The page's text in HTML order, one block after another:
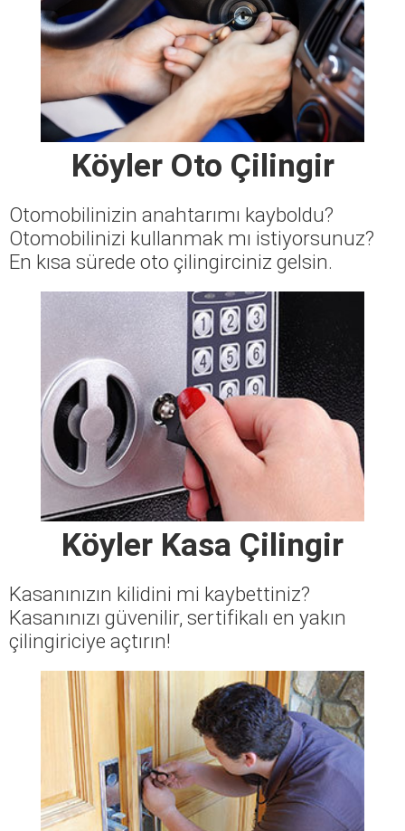
Köyler Oto Çilingir
Otomobilinizin anahtarımı kayboldu?
Otomobilinizi kullanmak mı istiyorsunuz?
En kısa sürede oto çilingirciniz gelsin.
Köyler Kasa Çilingir
Kasanınızın kilidini mi kaybettiniz?
Kasanınızı güvenilir, sertifikalı en yakın
çilingiriciye açtırın!